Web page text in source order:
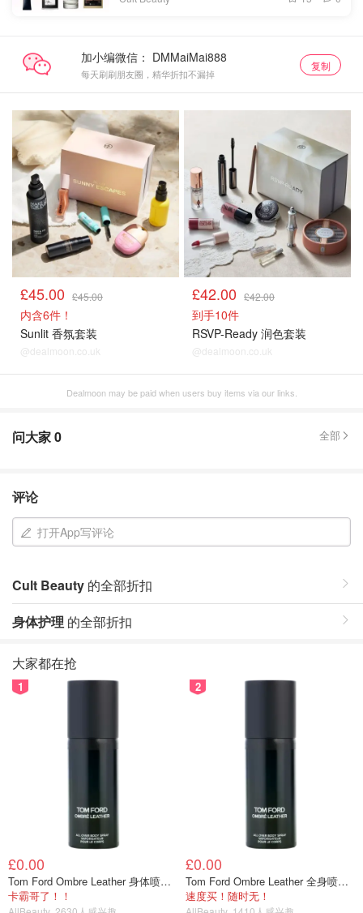
加小编微信：
每天刷刷朋友圈，精华折扣不漏掉
复制
£45.00 £45.00
内含6件！
Sunlit 香氛套装
@dealmoon.co.uk
£42.00 £42.00
到手10件
RSVP-Ready 润色套装
@dealmoon.co.uk
Dealmoon may be paid when users buy items via our links.
问大家0 全部
评论
打开App写评论
Cult Beauty 的全部折扣
身体护理 的全部折扣
大家都在抢
1
£0.00
Tom Ford Ombre Leather 身体喷雾 150ml
卡霸哥了！！
2
£0.00
Tom Ford Ombre Leather 全身喷雾 150ml
速度买！随时无！